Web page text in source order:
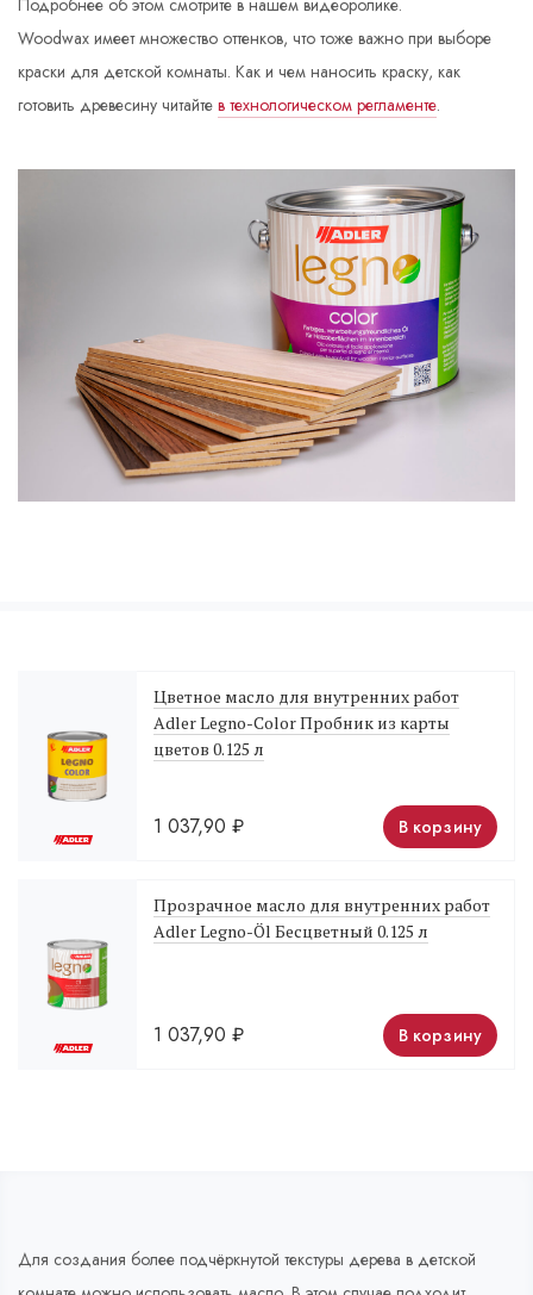
Подробнее об этом смотрите в нашем видеоролике.
Woodwax имеет множество оттенков, что тоже важно при выборе
краски для детской комнаты. Как и чем наносить краску, как
готовить древесину читайте в технологическом регламенте.
Цветное масло для внутренних работ
Adler Legno-Color Пробник из карты
цветов 0.125 л
1 037,90 ₽ В корзину
Прозрачное масло для внутренних работ
Adler Legno-Öl Бесцветный 0.125 л
1 037,90 ₽ В корзину
Для создания более подчёркнутой текстуры дерева в детской